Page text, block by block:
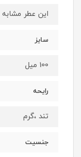
این عطر
سایز
100 میل
رایحه
تند ،گرم
جنسیت